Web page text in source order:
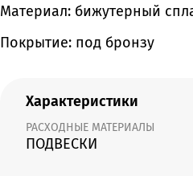
Материал: бижутерный
Покрытие: под бронзу
Характеристики
РАСХОДНЫЕ МАТЕРИАЛЫ
ПОДВЕСКИ